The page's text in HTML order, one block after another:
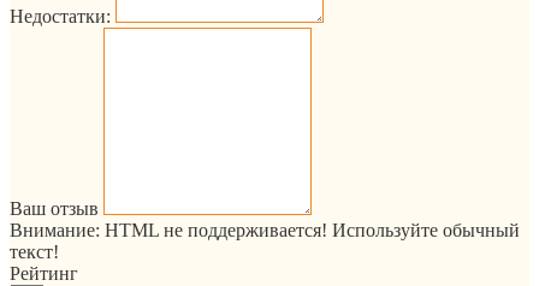
Недостатки:
Ваш отзыв
Внимание: HTML не поддерживается! Используйте обычный
текст!
Рейтинг